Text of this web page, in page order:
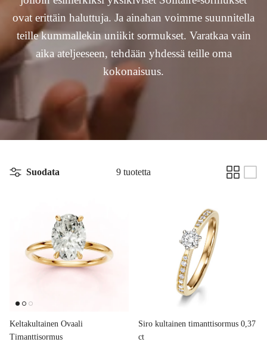
ovat erittäin haluttuja. Ja ainahan voimme suunnitella
teille kummallekin uniikit sormukset. Varatkaa vain
aika ateljeeseen, tehdään yhdessä teille oma
kokonaisuus.
Suodata 9 tuotetta
Keltakultainen Ovaali
Timanttisormus
Siro kultainen timanttisormus 0,37
ct